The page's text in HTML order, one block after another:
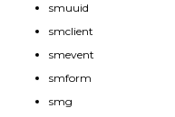
smuuid
smclient
smevent
smform
smg